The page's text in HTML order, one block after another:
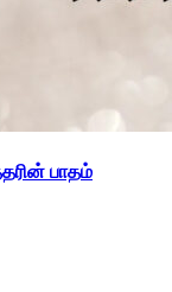
பாதம்